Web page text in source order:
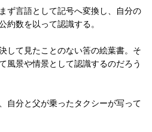
ず言語として記号へ変換し、自分の
約数を以って認識する。
して見たことのない筈の絵葉書。そ
風景や情景として認識するのだろう
自分と父が乗ったタクシーが写って